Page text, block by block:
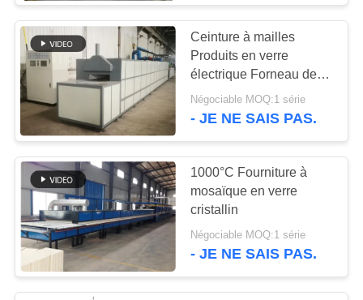
UN DEVIS
PLAN
DU
SITE
PRIVACY
POLICY
Four abrasif
New Energy étuvent
13
Ceinture à mailles
Produits en verre
électrique Forneau de
renforcement à coupe à
chaud continue
Négociable MOQ:1 série
- JE NE SAIS PAS.
1000°C Fourniture à
mosaïque en verre
cristallin
Négociable MOQ:1 série
- JE NE SAIS PAS.